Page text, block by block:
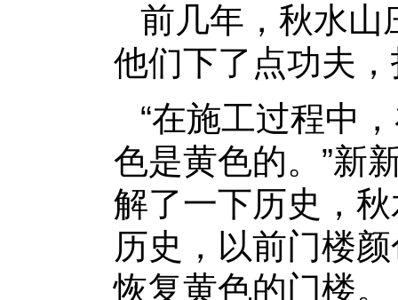
前几年，秋水山
他们下了点功夫
“在施工过程中
色是黄色的。”新
解了一下历史，
历史，以前门楼
恢复黄色的门楼。